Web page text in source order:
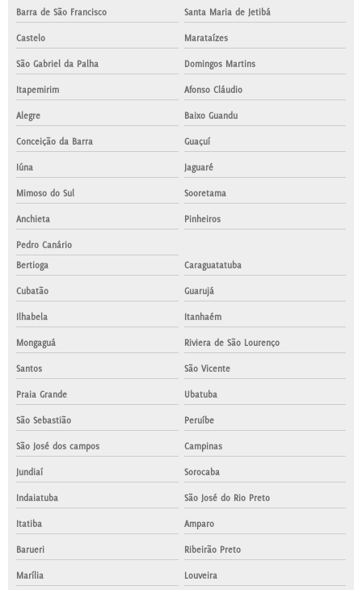
Barra de São Francisco Santa Maria de Jetibá
Castelo Marataízes
São Gabriel da Palha Domingos Martins
Itapemirim Afonso Cláudio
Alegre Baixo Guandu
Conceição da Barra Guaçuí
Iúna Jaguaré
Mimoso do Sul Sooretama
Anchieta Pinheiros
Pedro Canário
Bertioga
Caraguatatuba
Cubatão Guarujá
Ilhabela Itanhaém
Mongaguá Riviera de São Lourenço
Santos São Vicente
Praia Grande Ubatuba
São Sebastião Peruíbe
São José dos campos Campinas
Jundiaí Sorocaba
Indaiatuba São José do Rio Preto
Itatiba Amparo
Barueri Ribeirão Preto
Marília Louveira